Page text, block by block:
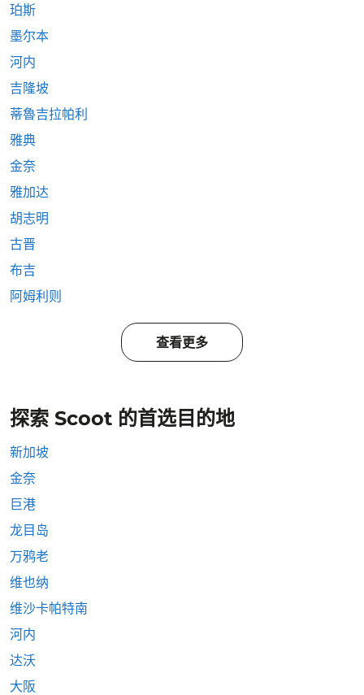
珀斯
墨尔本
河内
吉隆坡
蒂魯吉拉帕利
雅典
金奈
雅加达
胡志明
古晋
布吉
阿姆利则
查看更多
探索 Scoot 的首选目的地
新加坡
金奈
巨港
龙目岛
万鸦老
维也纳
维沙卡帕特南
河内
达沃
大阪